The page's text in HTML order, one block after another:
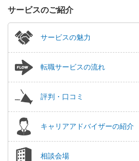
サービスのご紹介
サービスの魅力
転職サービスの流れ
評判・口コミ
キャリアアドバイザーの紹介
相談会場